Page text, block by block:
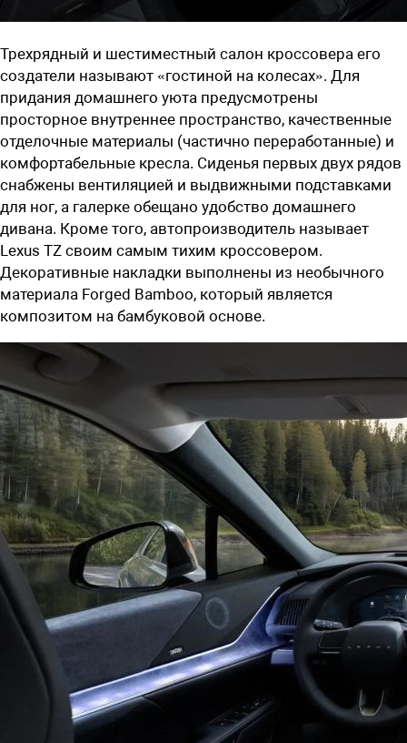
Трехрядный и шестиместный салон кроссовера его
создатели называют «гостиной на колесах». Для
придания домашнего уюта предусмотрены
просторное внутреннее пространство, качественные
отделочные материалы (частично переработанные) и
комфортабельные кресла. Сиденья первых двух рядов
снабжены вентиляцией и выдвижными подставками
для ног, а галерке обещано удобство домашнего
дивана. Кроме того, автопроизводитель называет
Lexus TZ своим самым тихим кроссовером.
Декоративные накладки выполнены из необычного
материала Forged Bamboo, который является
композитом на бамбуковой основе.